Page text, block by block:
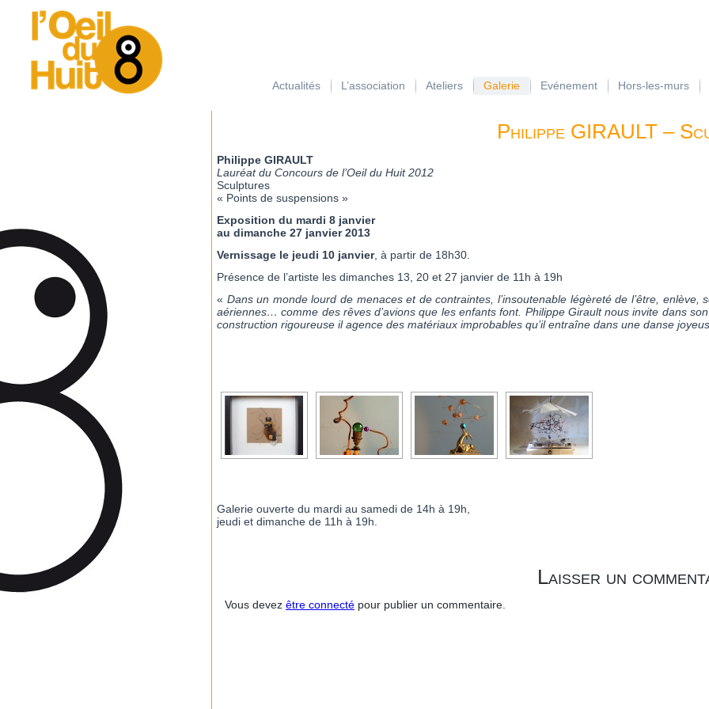
Actualités L’association Ateliers Galerie Evénement Hors-les-murs
Philippe GIRAULT –
Philippe GIRAULT
Lauréat du Concours de l’Oeil du Huit 2012
Sculptures
« Points de suspensions »
Exposition du mardi 8 janvier
au dimanche 27 janvier 2013
Vernissage le jeudi 10 janvier, à partir de 18h30.
Présence de l’artiste les dimanches 13, 20 et 27 janvier de 11h à 19h
« Dans un monde lourd de menaces et de contraintes, l’insoutenable légèreté de l’être,
aériennes… comme des rêves d’avions que les enfants font. Philippe Girault nous invite dans
construction rigoureuse il agence des matériaux improbables qu’il entraîne dans une danse
Galerie ouverte du mardi au samedi de 14h à 19h,
jeudi et dimanche de 11h à 19h.
Laisser un
Vous devez être connecté pour publier un commentaire.